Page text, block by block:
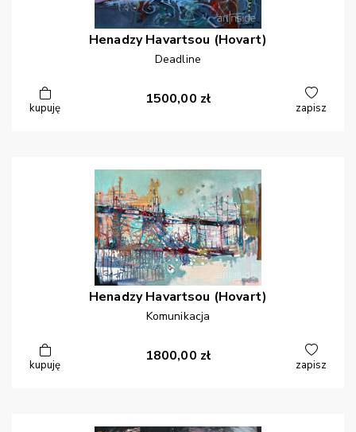
Henadzy Havartsou (Hovart)
Deadline
kupuję
1500,00 zł
zapisz
Henadzy Havartsou (Hovart)
Komunikacja
kupuję
1800,00 zł
zapisz